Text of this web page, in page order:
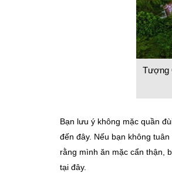
Tượng
Bạn lưu ý không mặc quần
đến đây. Nếu bạn không
rằng mình ăn mặc cẩn thận,
tại đây.